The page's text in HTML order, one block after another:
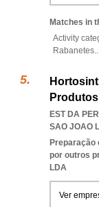
Matches in
Activity
Rabanetes
EST DA
SAO JOAO
Preparação
por outros
LDA
Ver